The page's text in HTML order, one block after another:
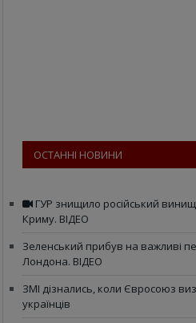
ОСТАННІ НОВИНИ
ГУР знищило російський
Криму. ВІДЕО
Зеленський прибув на важливі
Лондона. ВІДЕО
ЗМІ дізнались, коли Євросоюз
українців